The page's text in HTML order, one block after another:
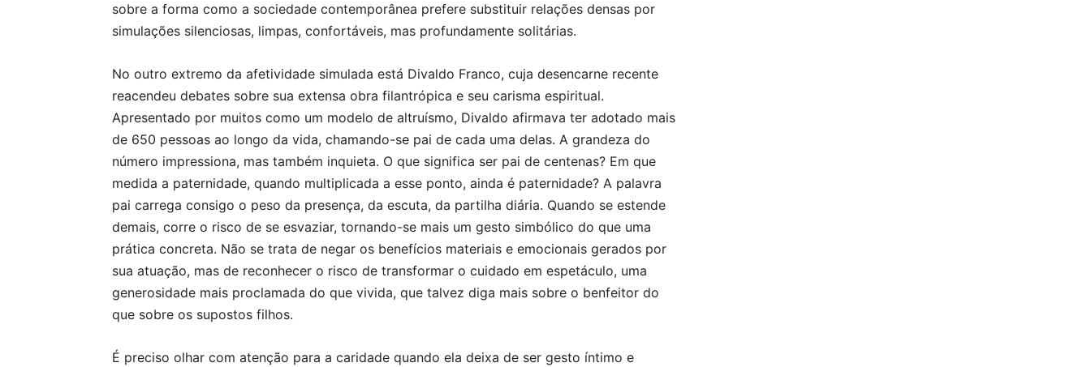
sobre a forma como a sociedade contemporânea prefere substituir relações densas por
simulações silenciosas, limpas, confortáveis, mas profundamente solitárias.
No outro extremo da afetividade simulada está Divaldo Franco, cuja desencarne recente
reacendeu debates sobre sua extensa obra filantrópica e seu carisma espiritual.
Apresentado por muitos como um modelo de altruísmo, Divaldo afirmava ter adotado mais
de 650 pessoas ao longo da vida, chamando-se pai de cada uma delas. A grandeza do
número impressiona, mas também inquieta. O que significa ser pai de centenas? Em que
medida a paternidade, quando multiplicada a esse ponto, ainda é paternidade? A palavra
pai carrega consigo o peso da presença, da escuta, da partilha diária. Quando se estende
demais, corre o risco de se esvaziar, tornando-se mais um gesto simbólico do que uma
prática concreta. Não se trata de negar os benefícios materiais e emocionais gerados por
sua atuação, mas de reconhecer o risco de transformar o cuidado em espetáculo, uma
generosidade mais proclamada do que vivida, que talvez diga mais sobre o benfeitor do
que sobre os supostos filhos.
É preciso olhar com atenção para a caridade quando ela deixa de ser gesto íntimo e